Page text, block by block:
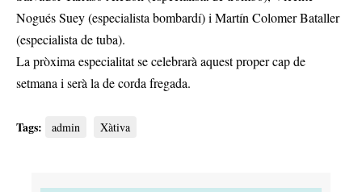
Nogués Suey (especialista bombardí) i Martín Colomer Bataller
(especialista de tuba).
La pròxima especialitat se celebrarà aquest proper cap de
setmana i serà la de corda fregada.
Tags: admin Xàtiva